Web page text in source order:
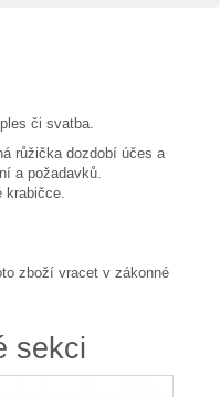
či svatba.
růžička dozdobí účes a
a požadavků.
zboží vracet v zákonné
sekci